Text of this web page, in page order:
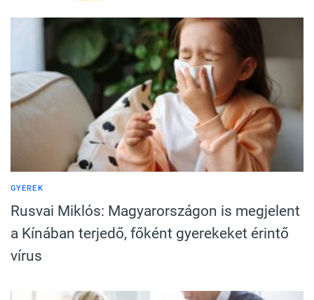
GYEREK
Rusvai Miklós: Magyarországon is megjelent
a Kínában terjedő, főként gyerekeket érintő
vírus